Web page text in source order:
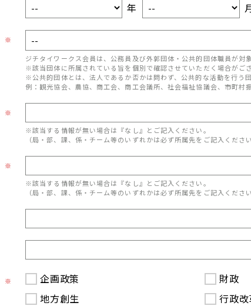
年
※
ジチタイワークス会員は、公務員及び外郭団体・公共的団体職員が対象
※該当団体に所属されている旨を個別で確認させていただく場合がござ
※公共的団体とは、法人であるか否かは問わず、公共的な活動を行う団
例：観光協会、農協、商工会、商工会議所、社会福祉協議会、市町村
※
※該当する情報が無い場合は『なし』とご記入ください。
（局・部、課、係・チーム等のいずれかは必ず所属先をご記入ください
※
※該当する情報が無い場合は『なし』とご記入ください。
（局・部、課、係・チーム等のいずれかは必ず所属先をご記入ください
※
企画政策
地方創生
財政
行政改